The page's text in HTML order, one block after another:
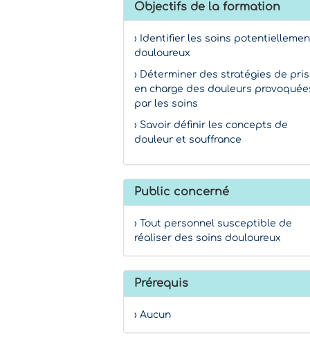
Objectifs de la formation
› Identifier les soins
douloureux
› Déterminer des stratégies de
en charge des douleurs
par les soins
› Savoir définir les concepts de
douleur et souffrance
Public concerné
› Tout personnel susceptible de
réaliser des soins douloureux
Prérequis
› Aucun